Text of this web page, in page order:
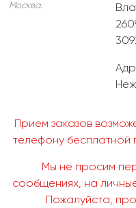
Москва.
Прием заказов
телефону бесплатной
Мы не просим
сообщениях, на
Пожалуйста,